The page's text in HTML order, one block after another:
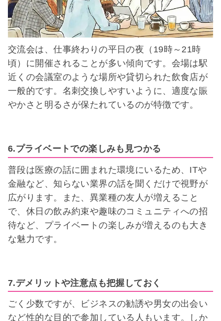
交流会は、仕事終わりの平日の夜（19時～21時
頃）に開催されることが多い傾向です。会場は駅
近くの会議室のような場所や貸切られた飲食店が
一般的です。名刺交換しやすいように、適度な賑
やかさと明るさが保たれているのが特徴です。
6.プライベートでの楽しみも見つかる
普段は医療の話に囲まれた環境にいるため、ITや
金融など、知らない業界の話を聞くだけで視野が
広がります。また、異業種の友人が増えること
で、休日の飲み約束や趣味のコミュニティへの招
待など、プライベートの楽しみが増えるのも大き
な魅力です。
7.デメリットや注意点も把握しておく
ごく少数ですが、ビジネスの勧誘や男女の出会い
など性的な目的で参加している人もいます。しか